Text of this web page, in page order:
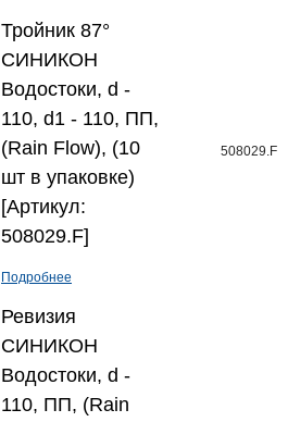
Тройник 87°
СИНИКОН
Водостоки, d -
110, d1 - 110, ПП,
(Rain Flow), (10
шт в упаковке)
[Артикул:
508029.F]
Подробнее
508029.F
Ревизия
СИНИКОН
Водостоки, d -
110, ПП, (Rain